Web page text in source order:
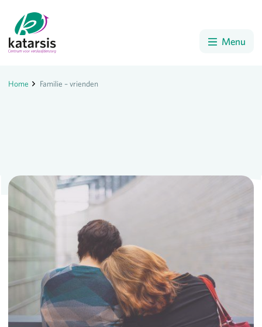
Menu
Home Familie – vrienden